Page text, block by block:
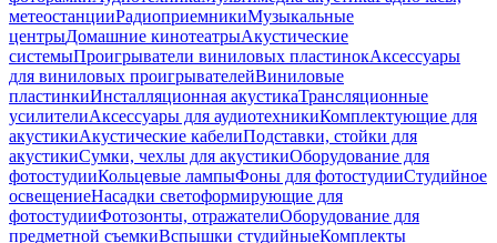
метеостанцииРадиоприемникиМузыкальные
центрыДомашние кинотеатрыАкустические
системыПроигрыватели виниловых пластинокАксессуары
для виниловых проигрывателейВиниловые
пластинкиИнсталляционная акустикаТрансляционные
усилителиАксессуары для аудиотехникиКомплектующие для
акустикиАкустические кабелиПодставки, стойки для
акустикиСумки, чехлы для акустикиОборудование для
фотостудииКольцевые лампыФоны для фотостудииСтудийное
освещениеНасадки светоформирующие для
фотостудииФотозонты, отражателиОборудование для
предметной съемкиВспышки студийныеКомплекты